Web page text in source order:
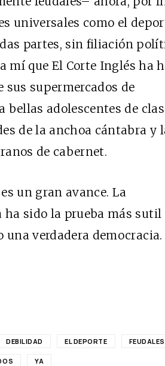
universales como el
partes, sin filiación
mí que El Corte Inglés ha
sus supermercados de
adolescentes de
de la anchoa cántabra y
de cabernet.
un gran avance. La
sido la prueba más sutil
una verdadera democracia.
DEBILIDAD EL DEPORTE FEUDALES
YA